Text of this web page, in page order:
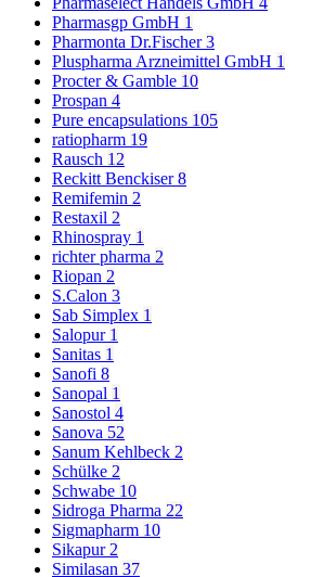
Pharmasgp GmbH 1
Pharmonta Dr.Fischer3
Pluspharma Arzneimittel GmbH 1
Procter & Gamble 10
Prospan 4
Pure encapsulations 105
ratiopharm 19
Rausch 12
Reckitt Benckiser8
Remifemin 2
Restaxil 2
Rhinospray 1
richter pharma 2
Riopan 2
S.Calon 3
Sab Simplex 1
Salopur 1
Sanitas 1
Sanofi 8
Sanopal 1
Sanostol 4
Sanova 52
Sanum Kehlbeck 2
Schülke 2
Schwabe 10
Sidroga Pharma 22
Sigmapharm 10
Sikapur 2
Similasan 37